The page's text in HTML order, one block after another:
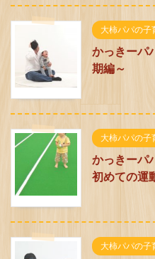
大柿パパの子
かっきーパ
期編～
大柿パパの子
かっきーパ
初めての運
大柿パパの子